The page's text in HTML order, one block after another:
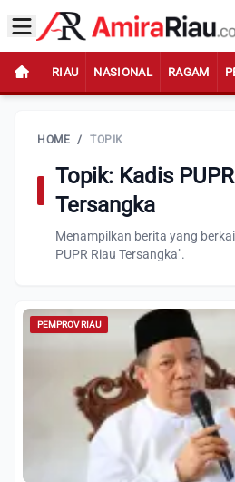
RIAU NASIONAL RAGAM
HOME / TOPIK
Topik: Kadis
Tersangka
Menampilkan berita yang
PUPR Riau Tersangka".
PEMPROV RIAU